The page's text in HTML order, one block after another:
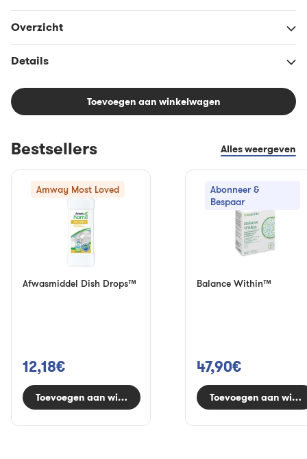
Overzicht
Details
Toevoegen aan winkelwagen
Bestsellers Alles weergeven
Amway Most Loved
Afwasmiddel Dish Drops™
12,18€
Toevoegen aan winkelwagen
Abonneer &
Bespaar
Balance Within™
47,90€
Toevoegen aan